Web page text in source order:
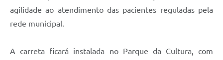
agilidade ao atendimento das pacientes reguladas pela
rede municipal.
A carreta ficará instalada no Parque da Cultura, com